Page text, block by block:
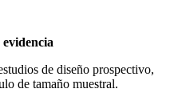
de diseño prospectivo,
de tamaño muestral.